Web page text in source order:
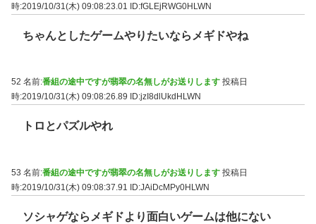
時:2019/10/31(木) 09:08:23.01 ID:fGLEjRWG0HLWN
ちゃんとしたゲームやりたいならメギドやね
52 名前:番組の途中ですが翡翠の名無しがお送りします 投稿日
時:2019/10/31(木) 09:08:26.89
ID:jzI8dlUkdHLWN
トロとパズルやれ
53 名前:番組の途中ですが翡翠の名無しがお送りします 投稿日
時:2019/10/31(木) 09:08:37.91
ID:JAiDcMPy0HLWN
ソシャゲならメギドより面白いゲームは他にない